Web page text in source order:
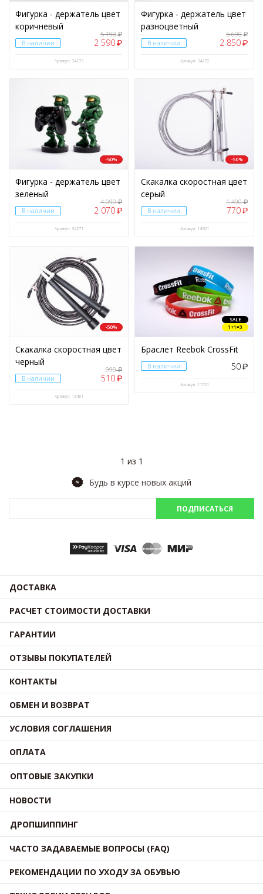
Фигурка - держатель цвет
коричневый
В наличии
5 190₽
2 590₽
Артикул: 34273
Фигурка - держатель цвет
разноцветный
В наличии
5 690₽
2 850₽
Артикул: 34272
-50%
Фигурка - держатель цвет
зеленый
В наличии
4 090₽
2 070₽
Артикул: 34271
-50%
Скакалка скоростная цвет
серый
В наличии
1 490₽
770₽
Артикул: 14501
-50%
Скакалка скоростная цвет
черный
В наличии
990₽
510₽
Артикул: 13461
SALE
1+1=3
Браслет Reebok CrossFit
В наличии 50₽
Артикул: 11551
1 из 1
Будь в курсе новых акций
ПОДПИСАТЬСЯ
ДОСТАВКА
РАСЧЕТ СТОИМОСТИ ДОСТАВКИ
ГАРАНТИИ
ОТЗЫВЫ ПОКУПАТЕЛЕЙ
КОНТАКТЫ
ОБМЕН И ВОЗВРАТ
УСЛОВИЯ СОГЛАШЕНИЯ
ОПЛАТА
ОПТОВЫЕ ЗАКУПКИ
НОВОСТИ
ДРОПШИППИНГ
ЧАСТО ЗАДАВАЕМЫЕ ВОПРОСЫ (FAQ)
РЕКОМЕНДАЦИИ ПО УХОДУ ЗА ОБУВЬЮ